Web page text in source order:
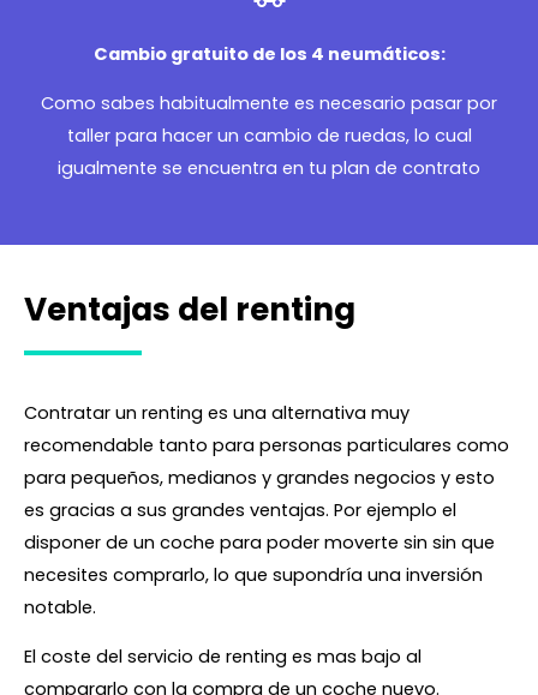
Cambio gratuito de los 4 neumáticos:
Como sabes habitualmente es necesario pasar por
taller para hacer un cambio de ruedas, lo cual
igualmente se encuentra en tu plan de contrato
Ventajas del renting
Contratar un renting es una alternativa muy
recomendable tanto para personas particulares como
para pequeños, medianos y grandes negocios y esto
es gracias a sus grandes ventajas. Por ejemplo el
disponer de un coche para poder moverte sin sin que
necesites comprarlo, lo que supondría una inversión
notable.
El coste del servicio de renting es mas bajo al
compararlo con la compra de un coche nuevo.